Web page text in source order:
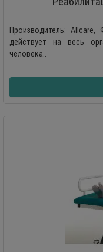
Производитель:
действует на весь
человека..